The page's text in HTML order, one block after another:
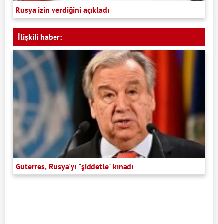
Rusya izin verdiğini açıkladı
İlişkili haber:
Guterres, Rusya'yı "şiddetle" kınadı